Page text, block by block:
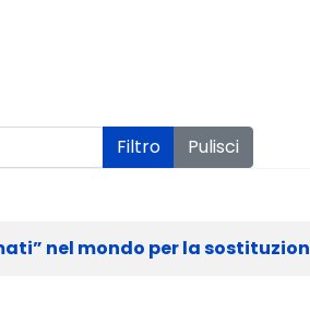
Filtro Pulisci
nel mondo per la